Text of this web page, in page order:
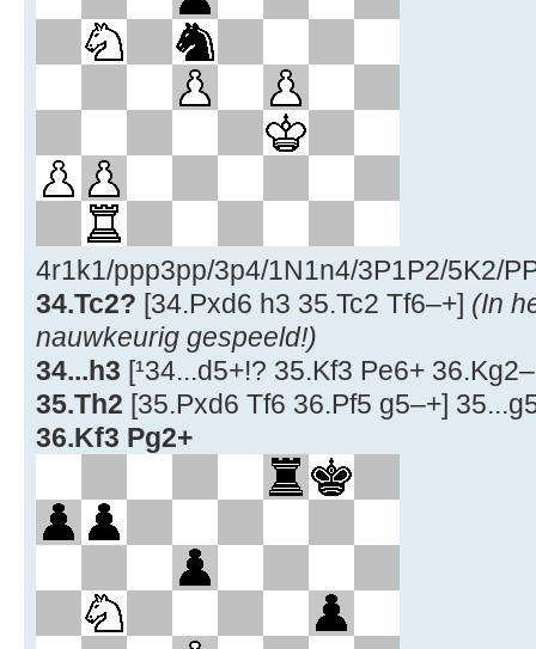
4r1k1/ppp3pp/3p4/1N1n4/3P1P2/5K2/
34.Tc2? [34.Pxd6 h3 35.Tc2 Tf6–+] (In
nauwkeurig gespeeld!)
34...h3 [¹34...d5+!? 35.Kf3 Pe6+
35.Th2 [35.Pxd6 Tf6 36.Pf5 g5–+]
36.Kf3 Pg2+